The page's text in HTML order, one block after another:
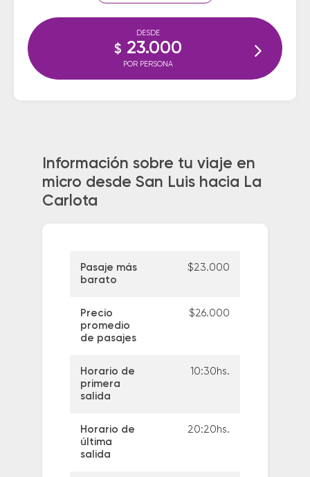
DESDE
$ 23.000
POR PERSONA
Información sobre tu viaje en
micro desde San Luis hacia La
Carlota
Pasaje más
barato
$23.000
Precio
promedio
de pasajes
$26.000
Horario de
primera
salida
10:30hs.
Horario de
última
salida
20:20hs.